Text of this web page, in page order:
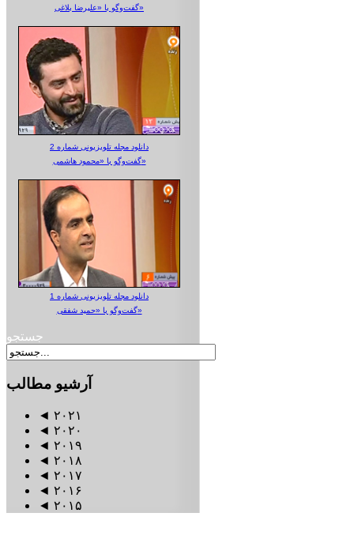
گفت‌وگو با «علیرضا بلاغی»
دانلود مجله تلویزیونی شماره 2
گفت‌وگو با «محمود هاشمی»
دانلود مجله تلویزیونی شماره 1
گفت‌وگو با «حمید شفقی»
جستجو
آرشیو مطالب
◄ ۲۰۲۱
◄ ۲۰۲۰
◄ ۲۰۱۹
◄ ۲۰۱۸
◄ ۲۰۱۷
◄ ۲۰۱۶
◄ ۲۰۱۵